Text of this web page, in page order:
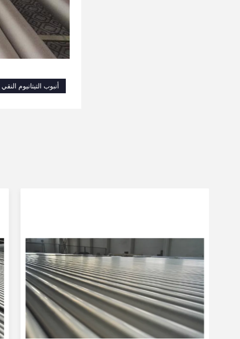
أنبوب التيتانيوم النقي